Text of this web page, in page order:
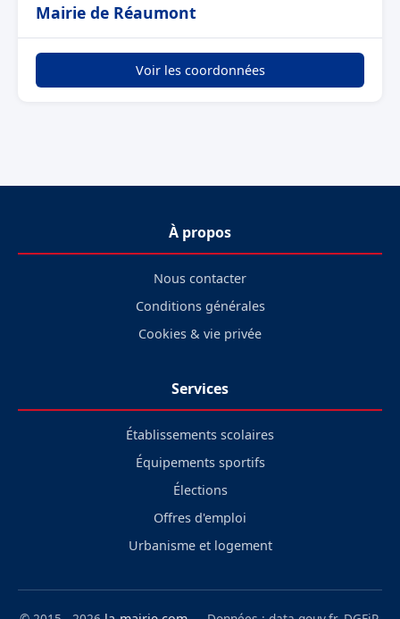
Mairie de Réaumont
Voir les coordonnées
À propos
Nous contacter
Conditions générales
Cookies & vie privée
Services
Établissements scolaires
Équipements sportifs
Élections
Offres d'emploi
Urbanisme et logement